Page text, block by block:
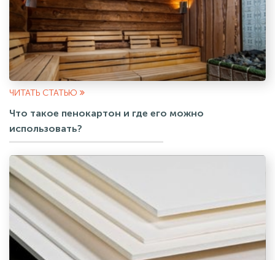
ЧИТАТЬ СТАТЬЮ
Что такое пенокартон и где его можно
использовать?